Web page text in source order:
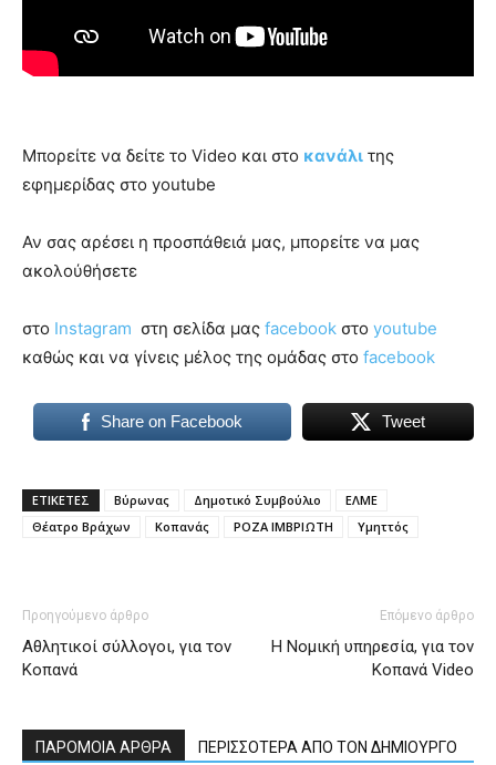
Μπορείτε να δείτε το Video και στο κανάλι της
εφημερίδας στο youtube
Αν σας αρέσει η προσπάθειά μας, μπορείτε να μας
ακολούθήσετε
στο Instagram στη σελίδα μας facebook στο youtube
καθώς και να γίνεις μέλος της ομάδας στο facebook
Share on Facebook Tweet
ΕΤΙΚΕΤΕΣ Βύρωνας Δημοτικό Συμβούλιο
ΕΛΜΕ
Θέατρο Βράχων
Κοπανάς ΡΟΖΑ ΙΜΒΡΙΩΤΗ Υμηττός
Προηγούμενο άρθρο
Αθλητικοί σύλλογοι, για τον
Κοπανά
Επόμενο άρθρο
Η Νομική υπηρεσία, για τον
Κοπανά Video
ΠΑΡΟΜΟΙΑ ΑΡΘΡΑ ΠΕΡΙΣΣΟΤΕΡΑ ΑΠΟ ΤΟΝ ΔΗΜΙΟΥΡΓΟ